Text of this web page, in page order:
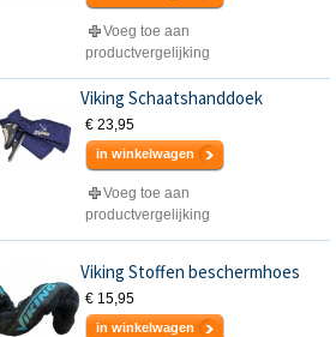
Voeg toe aan
productvergelijking
Viking Schaatshanddoek
€ 23,95
in winkelwagen
Voeg toe aan
productvergelijking
Viking Stoffen beschermhoes
€ 15,95
in winkelwagen